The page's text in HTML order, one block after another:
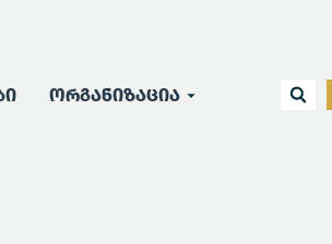
ორგანიზაცია